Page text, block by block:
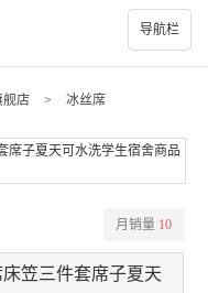
导航栏
舰店 > 冰丝席
月销量 10
笠三件套席子夏天